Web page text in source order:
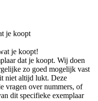
je koopt
je koopt!
dat je koopt. Wij doen
zo goed mogelijk vast
niet altijd lukt. Deze
vragen over nummers, of
dit specifieke exemplaar